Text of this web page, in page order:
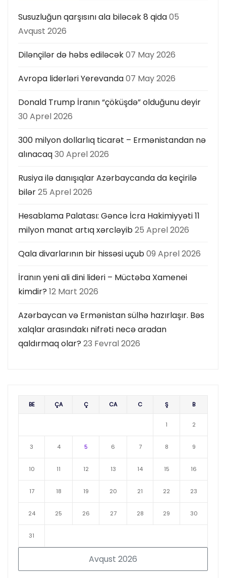
ı
Susuzluğun qarşısını ala biləcək 8 qida05
Avqust 2026
Dilənçilər də həbs ediləcək07 May 2026
Avropa liderləri Yerevanda07 May 2026
Donald Trump İranın “çöküşdə” olduğunu deyir
30 Aprel 2026
300 milyon dollarlıq ticarət – Ermənistandan nə
alınacaq30 Aprel 2026
Rusiya ilə danışıqlar Azərbaycanda da keçirilə
bilər25 Aprel 2026
Hesablama Palatası: Gəncə İcra Hakimiyyəti 11
milyon manat artıq xərcləyib25 Aprel 2026
Qala divarlarının bir hissəsi uçub09 Aprel 2026
İranın yeni ali dini lideri – Müctəba Xamenei
kimdir? 12 Mart 2026
Azərbaycan və Ermənistan sülhə hazırlaşır. Bəs
xalqlar arasındakı nifrəti necə aradan
qaldırmaq olar? 23 Fevral 2026
Avqust 2026
BE ÇA Ç CA C Ş B
1 2
3 4 5 6 7 8 9
10 11 12 13 14 15 16
17 18 19 20 21 22 23
24 25 26 27 28 29 30
31